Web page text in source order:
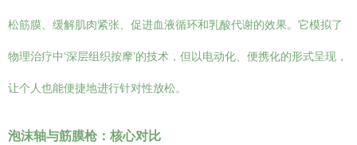
松筋膜、缓解肌肉紧张、促进血液循环和乳酸代谢的效果。它模拟了
物理治疗中‘深层组织按摩’的技术，但以电动化、便携化的形式呈现，
让个人也能便捷地进行针对性放松。
泡沫轴与筋膜枪：核心对比